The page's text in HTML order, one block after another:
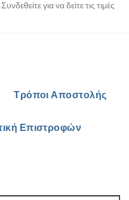
Συνδεθείτε για να δείτε τις τιμές
Τρόποι Αποστολής
Επιστροφών